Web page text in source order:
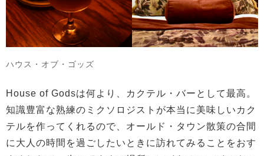
ハウス・オブ・ゴッズ
House of Godsは何より、カクテル・バーとして最高。
知識豊富な熟練のミクソロジストが本当に美味しいカク
テルを作ってくれるので、オールド・タウン散策の合間
に大人の時間を過ごしたいときに訪れてみることをおす